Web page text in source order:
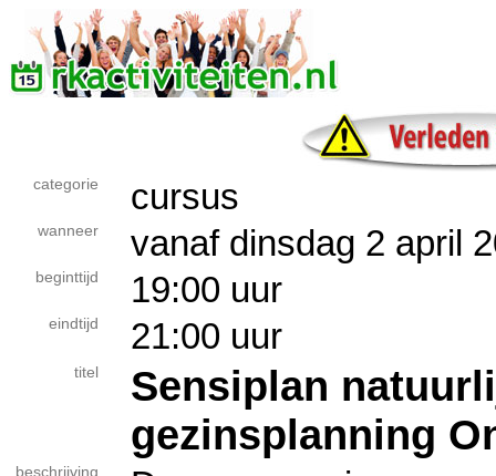
categorie cursus
wanneer vanaf dinsdag 2 april
beginttijd 19:00 uur
eindtijd 21:00 uur
titel
Sensiplan
gezinsplanning
beschrijving